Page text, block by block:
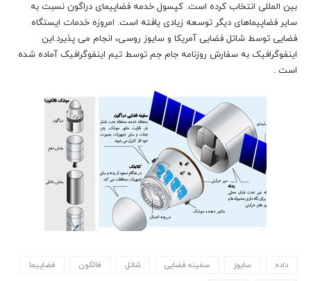
بین المللی انتخاب کرده است. کپسول خدمه فضاپیمای دراگون نسبت به
سایر فضاپیماهای دیگر توسعه زیادی یافته است. امروزه خدمات ایستگاه
فضایی توسط شاتل فضایی آمریکا و سایوز روسی، انجام می پذیرد.این
اینفوگرافیک به سفارش روزنامه جام جم توسط تیم اینفوگرافیک آماده شده
است .
داده سایوز سفینه فضایی شاتل فالکون فضاپیما